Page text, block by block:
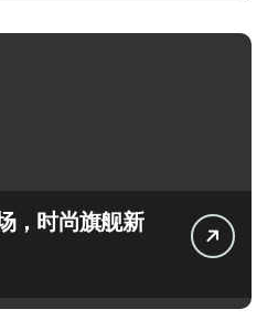
，时尚旗舰新